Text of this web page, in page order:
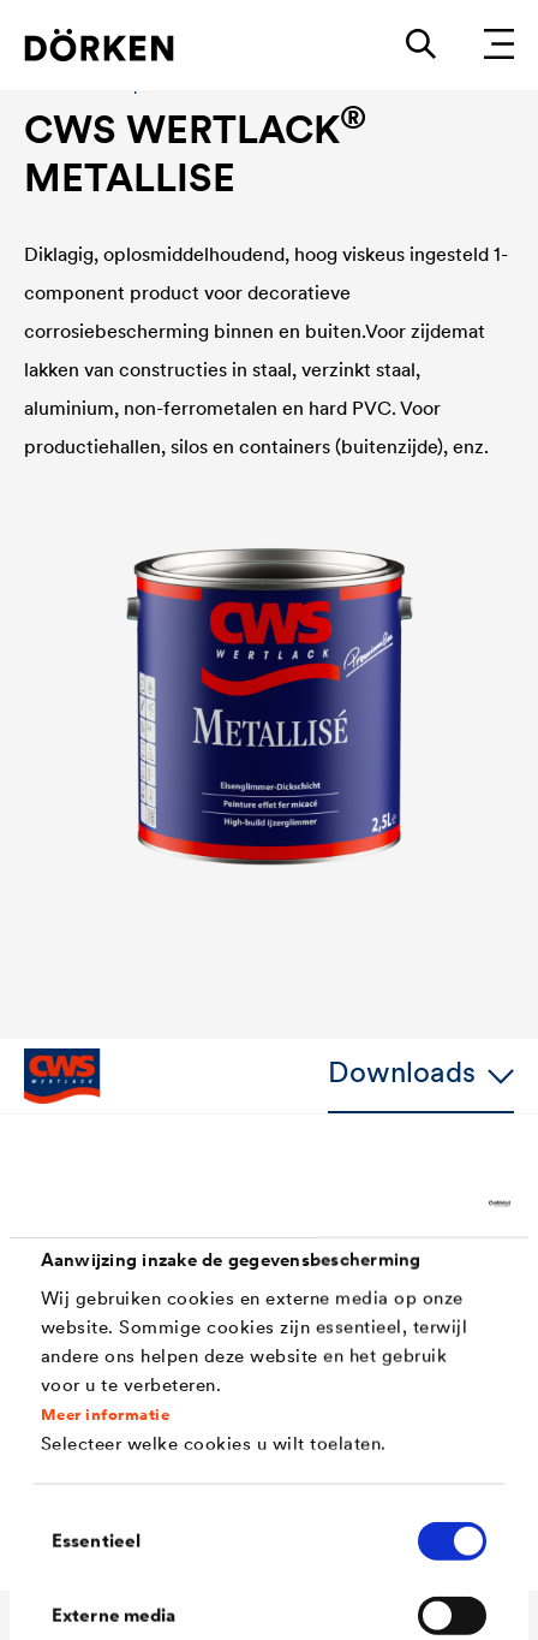
Aanwijzing inzake de gegevensbescherming
Wij gebruiken cookies en externe media op onze
website. Sommige cookies zijn essentieel, terwijl
andere ons helpen deze website en het gebruik
voor u te verbeteren.
Meer informatie
Selecteer welke cookies u wilt toelaten.
Essentieel
Externe media
CWS WERTLACK®
METALLISE
Diklagig, oplosmiddelhoudend, hoog viskeus ingesteld 1-
component product voor decoratieve
corrosiebescherming binnen en buiten.Voor zijdemat
lakken van constructies in staal, verzinkt staal,
aluminium, non-ferrometalen en hard PVC. Voor
productiehallen, silos en containers (buitenzijde), enz.
Downloads
Goede kantendekking op profielbouwdelen
Diklagige verwerking
Hoog dekvermogen